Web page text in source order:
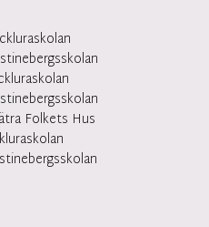
Folkets Hus